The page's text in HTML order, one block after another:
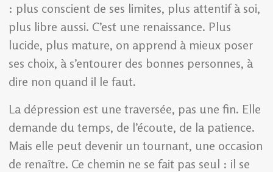
: plus conscient de ses limites, plus attentif à soi,
plus libre aussi. C’est une renaissance. Plus
lucide, plus mature, on apprend à mieux poser
ses choix, à s’entourer des bonnes personnes, à
dire non quand il le faut.
La dépression est une traversée, pas une fin. Elle
demande du temps, de l’écoute, de la patience.
Mais elle peut devenir un tournant, une occasion
de renaître. Ce chemin ne se fait pas seul : il se